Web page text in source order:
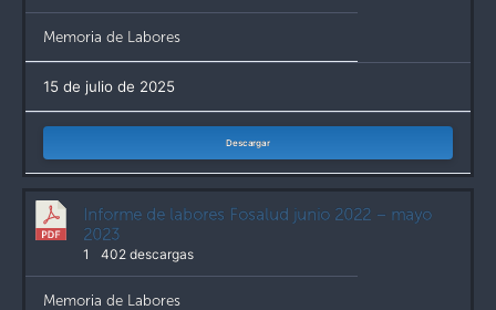
Memoria de Labores
15 de julio de 2025
Descargar
Informe de labores Fosalud junio 2022 – mayo
2023
1 402 descargas
Memoria de Labores